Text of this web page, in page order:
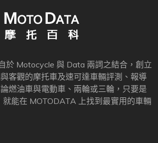
於 Motocycle 與 Data 兩詞之結合，創立
客觀的摩托車及速可達車輛評測、報導
燃油車與電動車、兩輪或三輪，只要是
就能在 MOTODATA 上找到最實用的車輛